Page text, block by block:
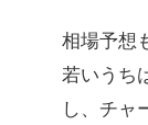
相場予想
若いうち
し、チャ